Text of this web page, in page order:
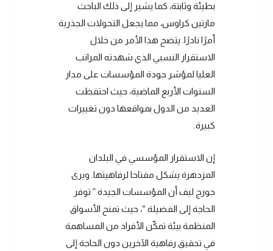
بطيئة وثابتة، كما يشير إلى ذلك الباحث
مارتين كراوس، مما يجعل التحولات الجذرية
أمرًا نادرًا. يتضح هذا الأمر من خلال
الاستقرار النسبي الذي شهدته المراتب
العليا لمؤشر جودة المؤسسات على مدار
السنوات الأربع الماضية، حيث احتفظت
العديد من الدول بمواقعها دون تغييرات
كبيرة.
إن الاستقرار المؤسسي في البلدان
المزدهرة يشكل مفتاحا لرفاهيتها. ويرى
جورج ليف أن المؤسسات الجيدة ” توفر
الحاجة إلى الفضيلة “، حيث تمنح الأسواق
المنظمة بيئة تمكّن الأفراد من المساهمة
في تحقيق رفاهية الآخرين دون الحاجة إلى